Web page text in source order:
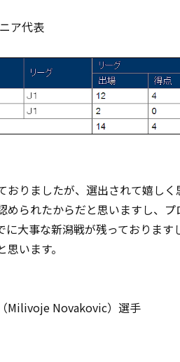
ア代表
おりましたが、選出されて嬉し
められたからだと思いますし、
に大事な新潟戦が残っておりま
います。
Milivoje Novakovic）選手